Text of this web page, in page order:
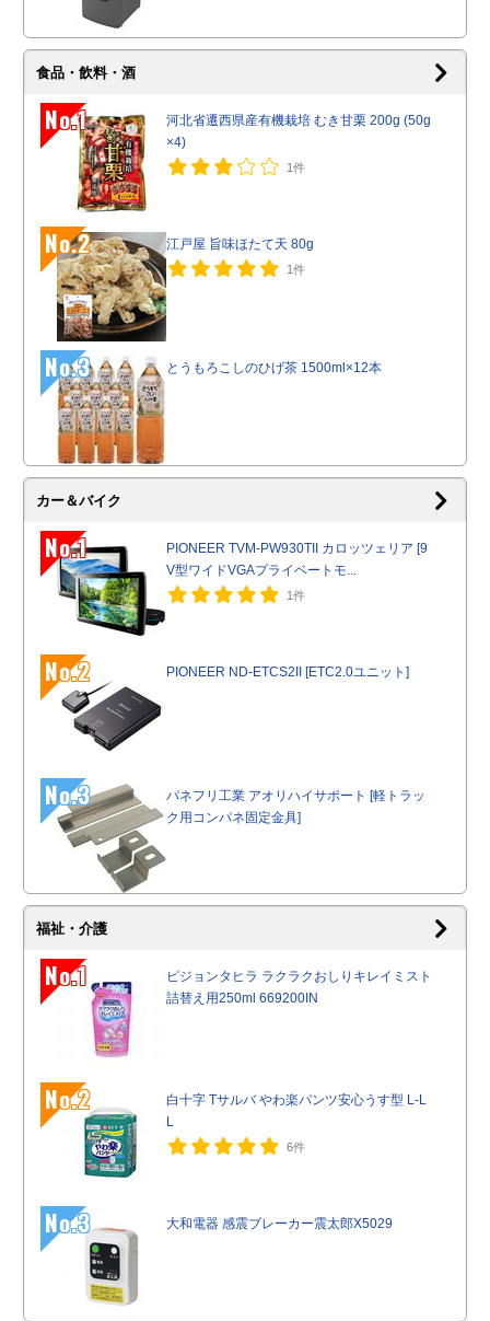
食品・飲料・酒
No.1
河北省遷西県産有機栽培 むき甘栗 200g (50g
×4)
1件
No.2 江戸屋 旨味ほたて天 80g
1件
No.3 とうもろこしのひげ茶 1500ml×12本
カー＆バイク
No.1
PIONEER TVM-PW930TII カロッツェリア [9
V型ワイドVGAプライベートモ...
1件
No.2 PIONEER ND-ETCS2II [ETC2.0ユニット]
No.3
パネフリ工業 アオリハイサポート [軽トラッ
ク用コンパネ固定金具]
福祉・介護
No.1
ピジョンタヒラ ラクラクおしりキレイミスト
詰替え用250ml 669200IN
No.2
白十字 Tサルバ やわ楽パンツ安心うす型 L-L
L
6件
No.3 大和電器 感震ブレーカー震太郎X5029